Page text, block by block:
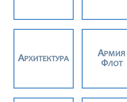
АРХИТЕКТУРА
АРМИЯ
ФЛОТ